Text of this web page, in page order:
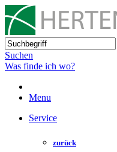
Suchen
Was finde ich wo?
Menu
Service
zurück